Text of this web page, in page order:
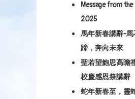
Message from the
2025
馬年新春講辭-馬
蹄，奔向未來
聖若望鮑思高瞻
校慶感恩祭講辭
蛇年新春至，靈